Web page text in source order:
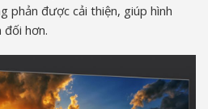
phản được cải thiện, giúp hình
hơn.